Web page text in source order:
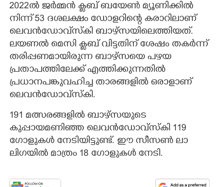
2022ൽ ജർമ്മൻ ക്ളബ് ബയേൺ മ്യൂണിക്കിൽ
നിന്ന് 53 ദശലക്ഷം ഡോളറിന്റെ കരാറിലാണ്
ലെവൻഡോവ്സ്കി ബാഴ്സയിലെത്തിയത്.
ലയണൽ മെസി ക്ളബ് വിട്ടതിന് ശേഷം തകർന്ന്
തരിപ്പണമായിരുന്ന ബാഴ്സയെ പഴയ
പ്രതാപത്തിലേക്ക് എത്തിക്കുന്നതിൽ
പ്രധാനപങ്കുവഹിച്ച താരങ്ങളിൽ ഒരാളാണ്
ലെവൻഡോവ്സ്കി.
191 മത്സരങ്ങളിൽ ബാഴ്സയുടെ
കുപ്പായമണിഞ്ഞ ലെവൻഡോവ്സ്കി 119
ഗോളുകൾ നേടിയിട്ടുണ്ട്. ഈ സീസൺ ലാ
ലിഗയിൽ മാത്രം 18 ഗോളുകൾ നേടി.